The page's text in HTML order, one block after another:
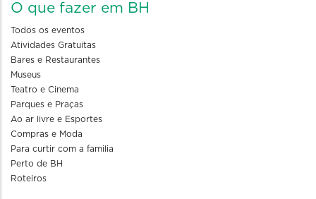
O que fazer em BH
Todos os eventos
Atividades Gratuitas
Bares e Restaurantes
Museus
Teatro e Cinema
Parques e Praças
Ao ar livre e Esportes
Compras e Moda
Para curtir com a familia
Perto de BH
Roteiros